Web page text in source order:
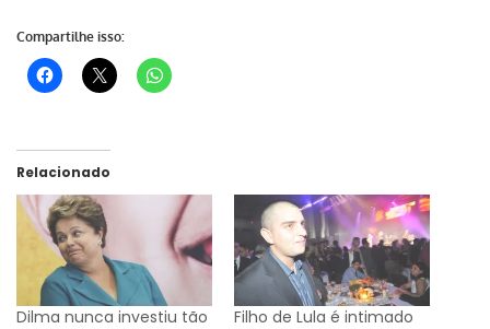
Compartilhe isso:
Relacionado
Dilma nunca investiu tão
Filho de Lula é intimado